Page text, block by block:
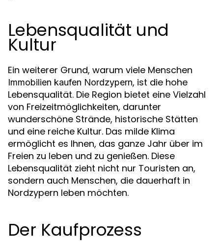
Lebensqualität und
Kultur
Ein weiterer Grund, warum viele Menschen
Immobilien kaufen Nordzypern, ist die hohe
Lebensqualität. Die Region bietet eine Vielzahl
von Freizeitmöglichkeiten, darunter
wunderschöne Strände, historische Stätten
und eine reiche Kultur. Das milde Klima
ermöglicht es Ihnen, das ganze Jahr über im
Freien zu leben und zu genießen. Diese
Lebensqualität zieht nicht nur Touristen an,
sondern auch Menschen, die dauerhaft in
Nordzypern leben möchten.
Der Kaufprozess